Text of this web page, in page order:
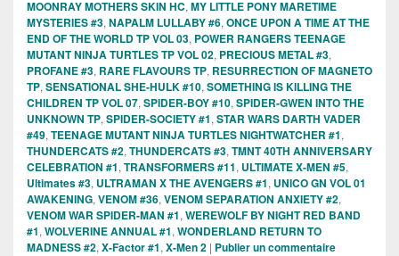
MOONRAY MOTHERS SKIN HC, MY LITTLE PONY MARETIME
MYSTERIES #3, NAPALM LULLABY #6, ONCE UPON A TIME AT THE
END OF THE WORLD TP VOL 03, POWER RANGERS TEENAGE
MUTANT NINJA TURTLES TP VOL 02, PRECIOUS METAL #3,
PROFANE #3, RARE FLAVOURS TP, RESURRECTION OF MAGNETO
TP, SENSATIONAL SHE-HULK #10, SOMETHING IS KILLING THE
CHILDREN TP VOL 07, SPIDER-BOY #10, SPIDER-GWEN INTO THE
UNKNOWN TP, SPIDER-SOCIETY #1, STAR WARS DARTH VADER
#49, TEENAGE MUTANT NINJA TURTLES NIGHTWATCHER #1,
THUNDERCATS #2, THUNDERCATS #3, TMNT 40TH ANNIVERSARY
CELEBRATION #1, TRANSFORMERS #11, ULTIMATE X-MEN #5,
Ultimates #3, ULTRAMAN X THE AVENGERS #1, UNICO GN VOL 01
AWAKENING, VENOM #36, VENOM SEPARATION ANXIETY #2,
VENOM WAR SPIDER-MAN #1, WEREWOLF BY NIGHT RED BAND
#1, WOLVERINE ANNUAL #1, WONDERLAND RETURN TO
MADNESS #2, X-Factor #1, X-Men 2 | Publier un commentaire